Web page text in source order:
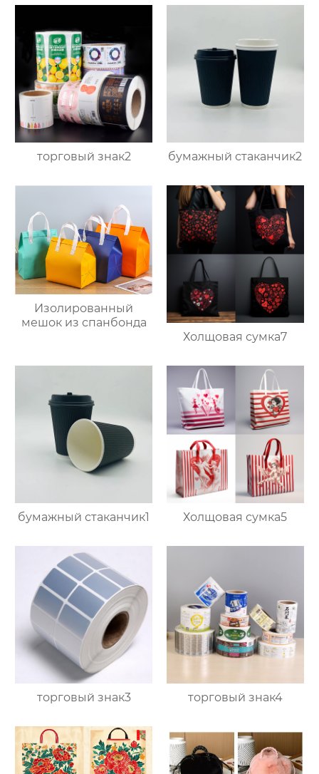
торговый знак2 бумажный стаканчик2
Изолированный
мешок из спанбонда
Холщовая сумка7
бумажный стаканчик1 Холщовая сумка5
торговый знак3 торговый знак4